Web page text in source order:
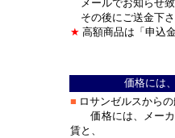
メールでお知らせ
その後にご送金下
★ 高額商品は「申込
価格には
■ ロサンゼルスから
価格には、メーカ
賃と、